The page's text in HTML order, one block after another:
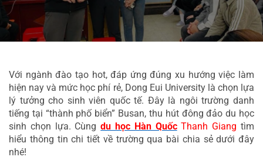
Với ngành đào tạo hot, đáp ứng đúng xu hướng việc làm
hiện nay và mức học phí rẻ, Dong Eui University là chọn lựa
lý tưởng cho sinh viên quốc tế. Đây là ngôi trường danh
tiếng tại “thành phố biển” Busan, thu hút đông đảo du học
sinh chọn lựa. Cùng du học Hàn Quốc Thanh Giang tìm
hiểu thông tin chi tiết về trường qua bài chia sẻ dưới đây
nhé!